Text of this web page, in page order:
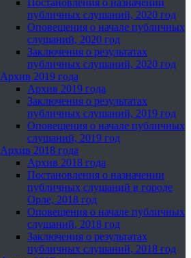
Постановления о назначении
публичных слушаний, 2020 год
Оповещения о начале публичных
слушаний, 2020 год
Заключения о результатах
публичных слушаний, 2020 год
Архив 2019 года
Архив 2019 года
Заключения о результатах
публичных слушаний, 2019 год
Оповещения о начале публичных
слушаний, 2019 год
Архив 2018 года
Архив 2018 года
Постановления о назначении
публичных слушаний в городе
Орле, 2018 год
Оповещения о начале публичных
слушаний, 2018 год
Заключения о результатах
публичных слушаний, 2018 год